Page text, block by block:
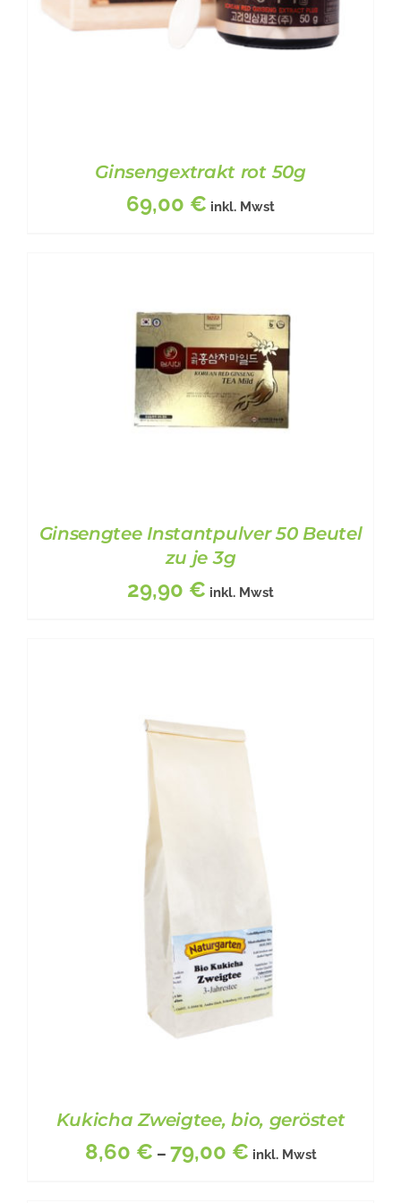
DER
PRODUKTSEITE
GEWÄHLT
DETAILS
Ginsengextrakt rot 50g
69,00 € inkl. Mwst
Ginsengtee Instantpulver 50 Beutel
zu je 3g
29,90 € inkl. Mwst
Kukicha Zweigtee, bio, geröstet
8,60 € – 79,00 € inkl. Mwst